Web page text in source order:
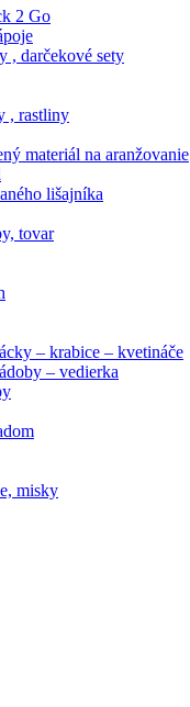
2 Go
, darčekové sety
, rastliny
materiál na aranžovanie
lišajníka
tovar
– krabice – kvetináče
– vedierka
misky